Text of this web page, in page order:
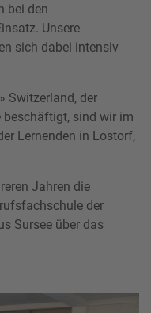
bei den
Unsere
sich dabei intensiv
Switzerland, der
sind wir im
Lernenden in Lostorf,
Jahren die
der
Sursee über das